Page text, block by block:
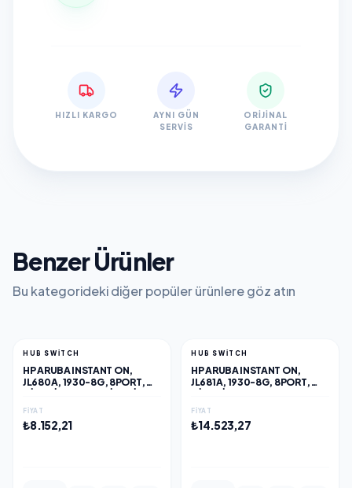
HIZLI KARGO
AYNI GÜN
SERVIS
ORIJINAL
GARANTI
Benzer Ürünler
Bu kategorideki diğer popüler ürünlere göz atın
HUB SWITCH
HP ARUBA INSTANT ON,
JL680A, 1930-8G, 8PORT,
SFP, YÖNETILEBILIR, RACK
FIYAT
₺8.152,21
HUB SWITCH
HP ARUBA INSTANT ON,
JL681A, 1930-8G, 8PORT,
GIGABIT SFP, YÖNETILEBILIR,
FIYAT
₺14.523,27